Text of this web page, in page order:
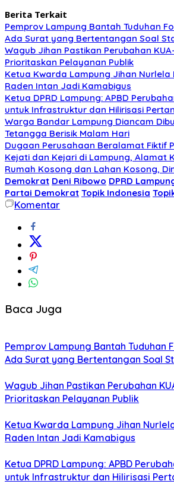
Berita Terkait
Pemprov Lampung Bantah Tuduhan
Ada Surat yang Bertentangan Soal
Wagub Jihan Pastikan Perubahan
Prioritaskan Pelayanan Publik
Ketua Kwarda Lampung Jihan Nurlela
Raden Intan Jadi Kamabigus
Ketua DPRD Lampung: APBD
untuk Infrastruktur dan Hilirisasi
Warga Bandar Lampung Diancam
Tetangga Berisik Malam Hari
Dugaan Perusahaan Beralamat Fiktif
Kejati dan Kejari di Lampung, Alamat
Rumah Kosong dan Lahan Kosong,
Demokrat Deni Ribowo DPRD
Partai Demokrat Topik Indonesia
Komentar
Baca Juga
Pemprov Lampung Bantah Tuduhan
Ada Surat yang Bertentangan Soal
Wagub Jihan Pastikan Perubahan
Prioritaskan Pelayanan Publik
Ketua Kwarda Lampung Jihan
Raden Intan Jadi Kamabigus
Ketua DPRD Lampung: APBD
untuk Infrastruktur dan Hilirisasi